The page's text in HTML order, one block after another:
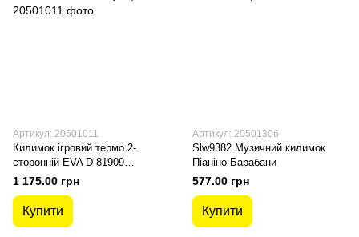
Артикул: 20501011
Килимок ігровий термо 2-
сторонній EVA D-81909
180х200х0.8см, в сумці
1 175.00 грн
Купити
Артикул: 20501306
Slw9382 Музичний килимок
Піаніно-Барабани
577.00 грн
Купити